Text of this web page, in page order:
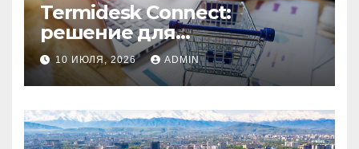
Termidesk Connect:
решение для
балансировки нагрузки и
обеспечения высокой
доступности приложений
10 ИЮЛЯ, 2026 ADMIN